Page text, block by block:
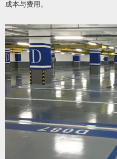
成本与费用。